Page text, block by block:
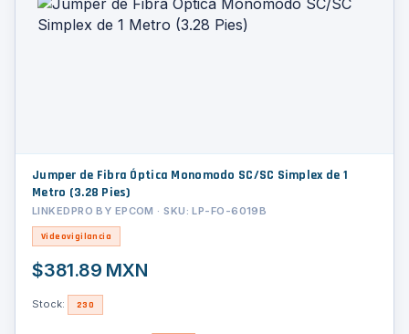
Jumper de Fibra Óptica Monomodo SC/SC Simplex de 1
Metro (3.28 Pies)
LINKEDPRO BY EPCOM · SKU: LP-FO-6019B
Videovigilancia
$381.89 MXN
Stock: 230